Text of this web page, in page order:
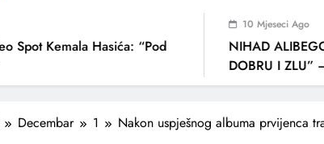
DJEČIJI HOR SUNCOKRETI
Kemala Hasića: “Pod
10 Mjeseci Ago
NIHAD ALIBEGOVIĆ
DOBRU I ZLU” –
LJUBAVI I VREMENU
Decembar 1 Nakon uspješnog albuma prvijenca